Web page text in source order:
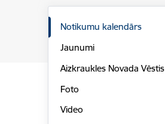
Notikumu kalendārs
Jaunumi
Aizkraukles Novada Vēstis
Foto
Video